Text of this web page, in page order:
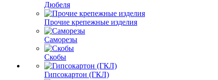
Дюбеля
Прочие крепежные изделия
Саморезы
Скобы
Гипсокартон (ГКЛ)